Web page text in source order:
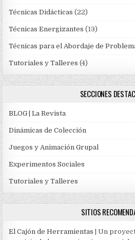
Técnicas Didácticas (22)
Técnicas Energizantes (13)
Técnicas para el Abordaje de
Tutoriales y Talleres (4)
SECCIONES
BLOG | La Revista
Dinámicas de Colección
Juegos y Animación Grupal
Experimentos Sociales
Tutoriales y Talleres
SITIOS
El Cajón de Herramientas | Un